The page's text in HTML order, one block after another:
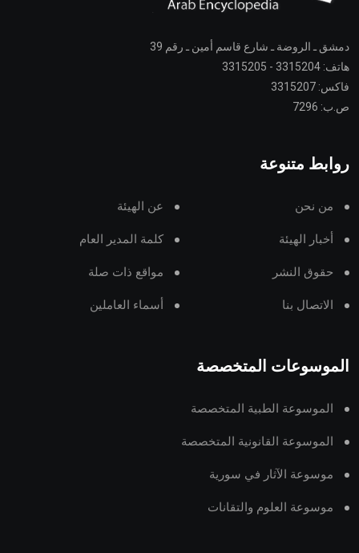
دمشق ـ الروضة ـ شارع قاسم أمين ـ رقم 39
هاتف: 3315204 - 3315205
فاكس: 3315207
ص.ب: 7296
روابط متنوعة
من نحن عن الهيئة
أخبار الهيئة كلمة المدير العام
حقوق النشر مواقع ذات صلة
الاتصال بنا أسماء العاملين
الموسوعات المتخصصة
الموسوعة الطبية المتخصصة
الموسوعة القانونية المتخصصة
موسوعة الآثار في سورية
موسوعة العلوم والتقانات